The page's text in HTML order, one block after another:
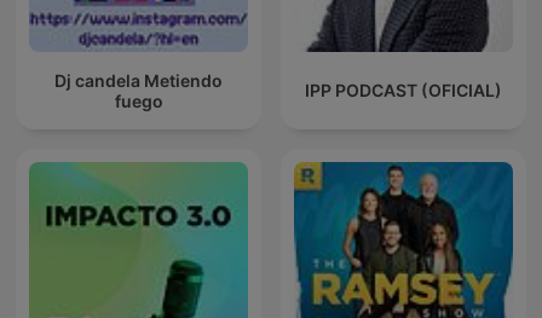
Dj candela Metiendo
fuego
IPP PODCAST (OFICIAL)